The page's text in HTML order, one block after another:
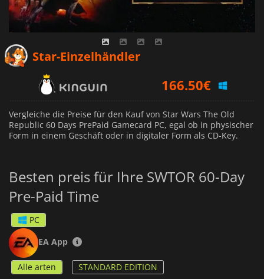
Star-Einzelhändler
166.50€
Vergleiche die Preise für den Kauf von Star Wars The Old
Republic 60 Days PrePaid Gamecard PC, egal ob in physischer
Form in einem Geschäft oder in digitaler Form als CD-Key.
Besten preis für Ihre SWTOR 60-Day
Pre-Paid Time
PC
EA App
Alle arten STANDARD EDITION